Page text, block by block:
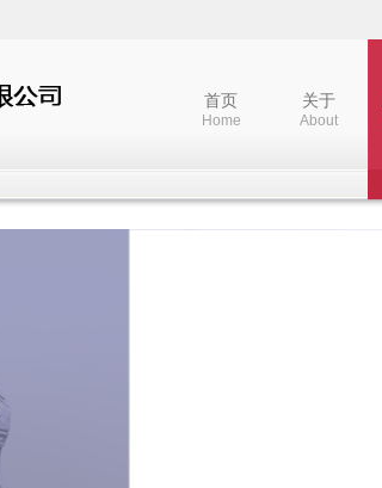
首页
Home
关于
About